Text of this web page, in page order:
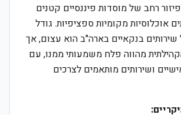
רחב של מוסדות פיננסיים קטנים
אוכלוסיות מקומיות ספציפיות. גודל
בנקאיים בארה"ב הוא עצום, אך
מהווה פלח משמעותי ממנו, עם
ושירותים מותאמים לצרכים